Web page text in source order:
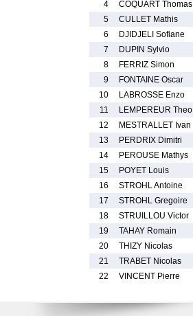
4
COQUART Thomas
5
CULLET Mathis
6
DJIDJELI Sofiane
7
DUPIN Sylvio
8
FERRIZ Simon
9
FONTAINE Oscar
10
LABROSSE Enzo
11
LEMPEREUR Theo
12
MESTRALLET Ivan
13
PERDRIX Dimitri
14
PEROUSE Mathys
15
POYET Louis
16
STROHL Antoine
17
STROHL Gregoire
18
STRUILLOU Victor
19
TAHAY Romain
20
THIZY Nicolas
21
TRABET Nicolas
22
VINCENT Pierre